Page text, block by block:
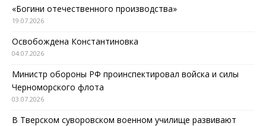
«Богини отечественного производства»
19.07.2026
Освобождена Константиновка
04.07.2026
Министр обороны РФ проинспектировал войска и силы
Черноморского флота
03.07.2026
В Тверском суворовском военном училище развивают